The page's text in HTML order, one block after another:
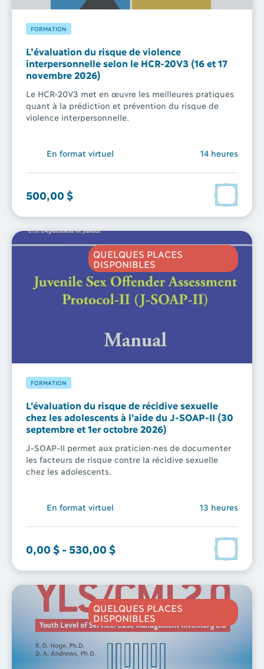
FORMATION
L’évaluation du risque de violence
interpersonnelle selon le HCR-⁠20V3 (16 et 17
novembre 2026)
Le HCR-20V3 met en œuvre les meilleures pratiques
quant à la prédiction et prévention du risque de
violence interpersonnelle.
En format virtuel 14 heures
500,00 $
QUELQUES PLACES
DISPONIBLES
FORMATION
L'évaluation du risque de récidive sexuelle
chez les adolescents à l'aide du J-SOAP-II (30
septembre et 1er octobre 2026)
J-SOAP-II permet aux praticien·nes de documenter
les facteurs de risque contre la récidive sexuelle
chez les adolescents.
En format virtuel 13 heures
0,00 $ - 530,00 $
QUELQUES PLACES
DISPONIBLES